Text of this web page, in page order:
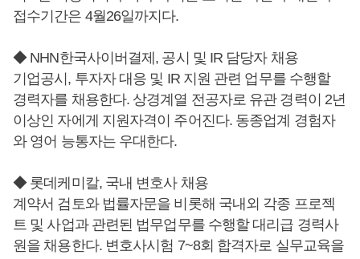
접수기간은 4월26일까지다.
◆ NHN한국사이버결제, 공시 및 IR 담당자 채용
기업공시, 투자자 대응 및 IR 지원 관련 업무를 수행할
경력자를 채용한다. 상경계열 전공자로 유관 경력이 2년
이상인 자에게 지원자격이 주어진다. 동종업계 경험자
와 영어 능통자는 우대한다.
◆ 롯데케미칼, 국내 변호사 채용
계약서 검토와 법률자문을 비롯해 국내외 각종 프로젝
트 및 사업과 관련된 법무업무를 수행할 대리급 경력사
원을 채용한다. 변호사시험 7~8회 합격자로 실무교육을